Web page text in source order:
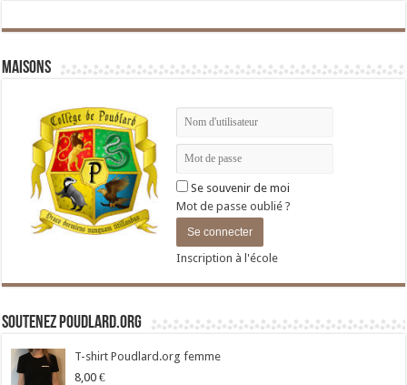
Maisons
Se souvenir de moi
Mot de passe oublié ?
Inscription à l'école
Soutenez Poudlard.org
T-shirt Poudlard.org femme
8,00 €